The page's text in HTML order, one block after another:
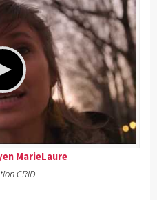
MarieLaure
CRID